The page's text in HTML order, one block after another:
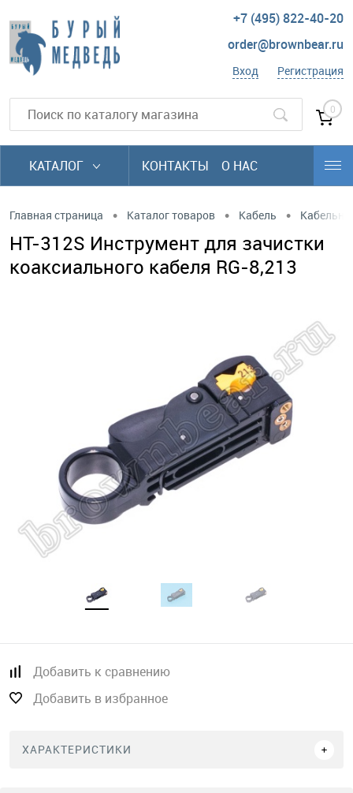
+7 (495) 822-40-20
order@brownbear.ru
Вход Регистрация
0
КАТАЛОГ КОНТАКТЫ О НАС
Главная страница • Каталог товаров • Кабель •
HT-312S Инструмент для зачистки
коаксиального кабеля RG-8,213
Добавить к сравнению
Добавить в избранное
ХАРАКТЕРИСТИКИ